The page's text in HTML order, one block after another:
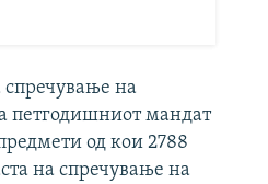
на
петгодишниот мандат
од кои 2788
на спречување на